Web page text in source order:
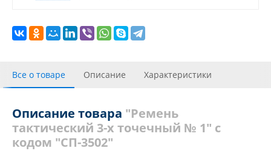
Все о товаре Описание Характеристики
Описание товара "Ремень
тактический 3-х точечный № 1" с
кодом "СП-3502"